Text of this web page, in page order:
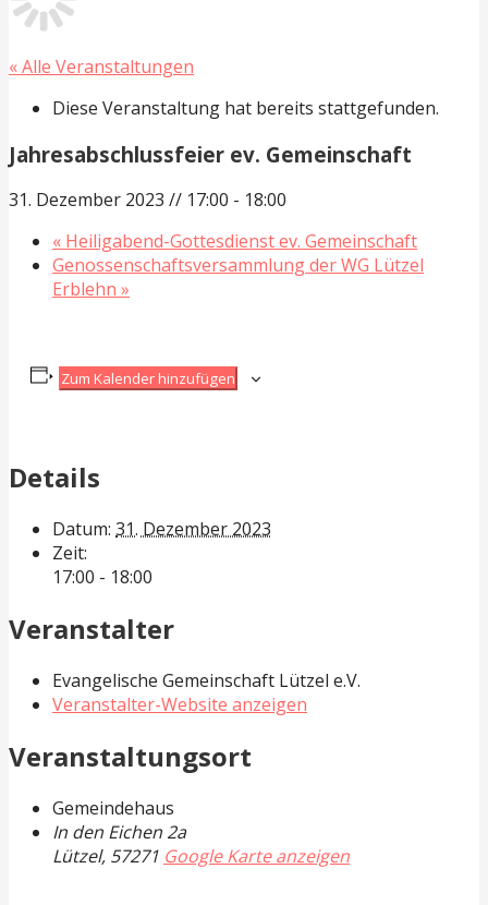
« Alle Veranstaltungen
Diese Veranstaltung hat bereits stattgefunden.
Jahresabschlussfeier ev. Gemeinschaft
31. Dezember 2023 // 17:00 - 18:00
« Heiligabend-Gottesdienst ev. Gemeinschaft
Genossenschaftsversammlung der WG Lützel
Erblehn »
Zum Kalender hinzufügen
Details
Datum: 31. Dezember 2023
Zeit:
17:00 - 18:00
Veranstalter
Evangelische Gemeinschaft Lützel e.V.
Veranstalter-Website anzeigen
Veranstaltungsort
Gemeindehaus
In den Eichen 2a
Lützel, 57271 Google Karte anzeigen